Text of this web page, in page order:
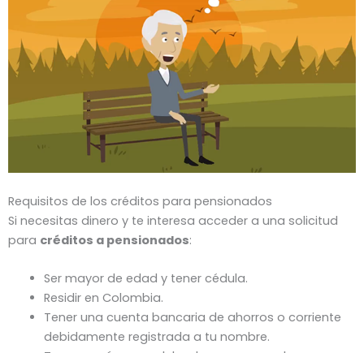
Requisitos de los créditos para pensionados
Si necesitas dinero y te interesa acceder a una solicitud
para créditos a pensionados:
Ser mayor de edad y tener cédula.
Residir en Colombia.
Tener una cuenta bancaria de ahorros o corriente
debidamente registrada a tu nombre.